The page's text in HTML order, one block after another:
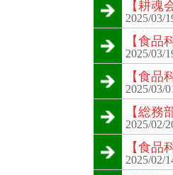
【耕
2025/03/
【食品
2025/03/
【食
2025/03/
【総務
2025/02/
【食品
2025/02/